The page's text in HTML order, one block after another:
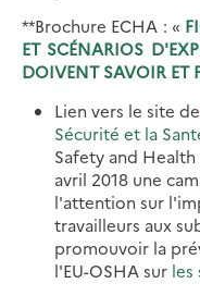
**Brochure ECHA : «
ET SCÉNARIOS
DOIVENT SAVOIR ET
Lien vers le site de
Sécurité et la
Safety and Health
avril 2018 une
l'attention sur
travailleurs aux
promouvoir la
l'EU-OSHA sur les